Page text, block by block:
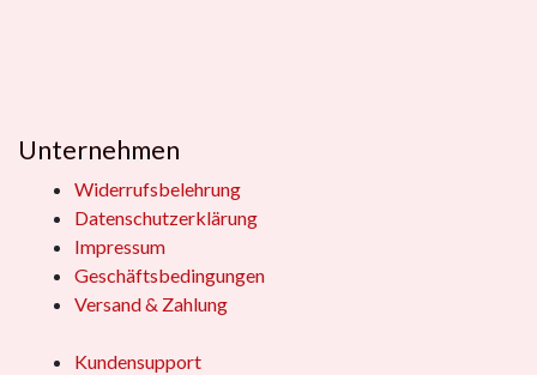
Unternehmen
Widerrufsbelehrung
Datenschutzerklärung
Impressum
Geschäftsbedingungen
Versand & Zahlung
Kundensupport